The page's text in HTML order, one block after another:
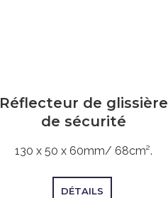
Réflecteur de glissière
de sécurité
130 x 50 x 60mm/ 68cm².
DÉTAILS